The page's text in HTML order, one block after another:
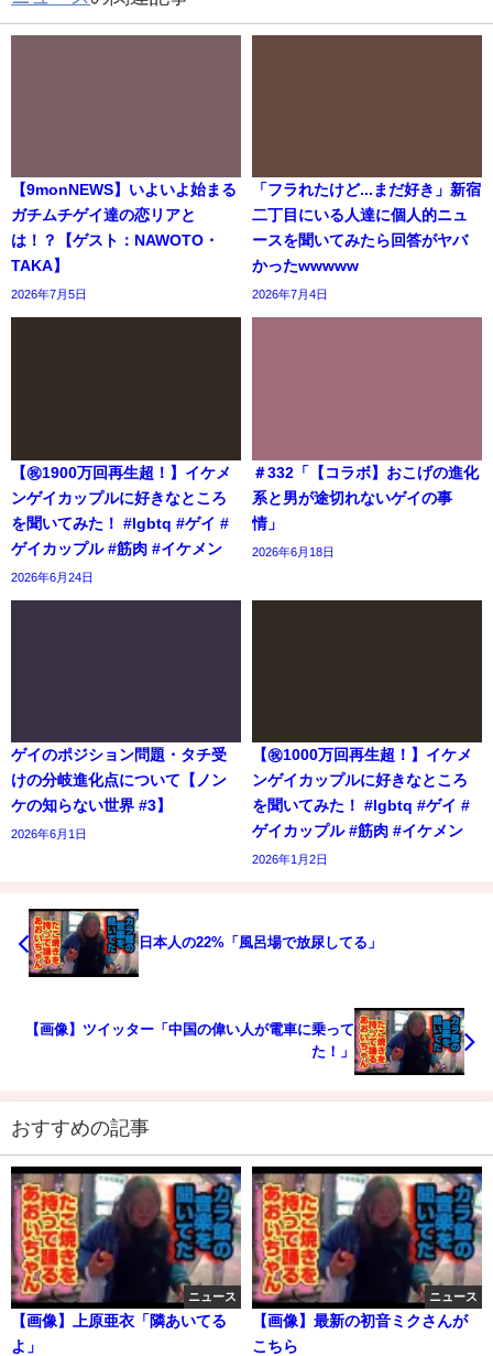
【9monNEWS】いよいよ始まる
ガチムチゲイ達の恋リアと
は！？【ゲスト：NAWOTO・
TAKA】
2026年7月5日
「フラれたけど...まだ好き」新宿
二丁目にいる人達に個人的ニュ
ースを聞いてみたら回答がヤバ
かったwwwww
2026年7月4日
【㊗️1900万回再生超！】イケメ
ンゲイカップルに好きなところ
を聞いてみた！ #lgbtq #ゲイ #
ゲイカップル #筋肉 #イケメン
2026年6月24日
＃332「【コラボ】おこげの進化
系と男が途切れないゲイの事
情」
2026年6月18日
ゲイのポジション問題・タチ受
けの分岐進化点について【ノン
ケの知らない世界 #3】
2026年6月1日
【㊗️1000万回再生超！】イケメ
ンゲイカップルに好きなところ
を聞いてみた！ #lgbtq #ゲイ #
ゲイカップル #筋肉 #イケメン
2026年1月2日
日本人の22%「風呂場で放尿してる」
【画像】ツイッター「中国の偉い人が電車に乗って
た！」
おすすめの記事
ニュース
【画像】上原亜衣「隣あいてる
よ」
ニュース
【画像】最新の初音ミクさんが
こちら